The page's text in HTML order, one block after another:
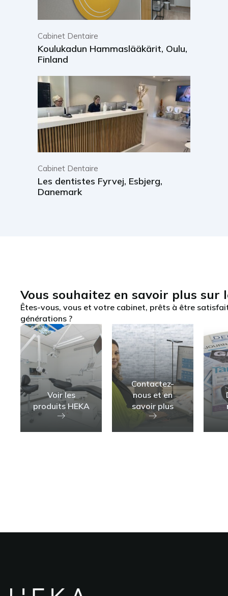
Cabinet Dentaire
Koulukadun Hammaslääkärit, Oulu,
Finland
Cabinet Dentaire
Les dentistes Fyrvej, Esbjerg,
Danemark
Vous souhaitez en savoir plus sur
Êtes-vous, vous et votre cabinet, prêts à être
générations ?
Voir les
produits HEKA
Contactez-
nous et en
savoir plus